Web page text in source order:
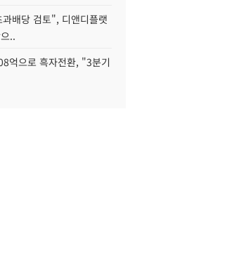
배당 검토", 디앤디플랫
..
억으로 흑자전환, "3분기